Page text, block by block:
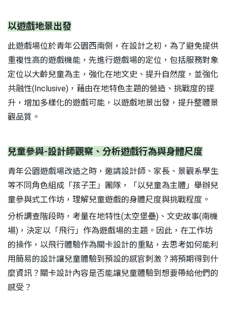
以遊戲地景出發
此遊戲場位於青年公園西南側，在設計之初，為了避免提供
重複性高的遊戲機能，先進行遊戲場的定位，包括服務對象
定位以大齡兒童為主，強化在地文史、提升自然度，並強化
共融性(Inclusive)，藉由在地特色主題的營造、挑戰度的提
升，增加多樣化的遊戲可能，以遊戲地景出發，提升整體景
觀品質。
兒童參與-設計師觀察、分析遊戲行為與身體尺度
青年公園遊戲場改造之時，邀請設計師、家長、景觀系學生
等不同角色組成「孩子王」團隊，「以兒童為主體」舉辦兒
童參與式工作坊，理解兒童遊戲的身體尺度與挑戰程度。
分析調查階段時，考量在地特性(太空堡壘)、文史故事(南機
場)，決定以「飛行」作為遊戲場的主題。因此，在工作坊
的操作，以飛行體驗作為關卡設計的重點，去思考如何能利
用簡易的設計讓兒童體驗到預設的感官刺激？將預期得到什
麼資訊？關卡設計內容是否能讓兒童體驗到想要帶給他們的
感受？